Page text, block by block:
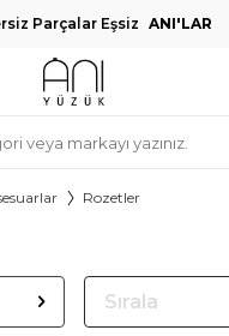
Parçalar Eşsiz ANI'LAR
Rozetler
Sırala